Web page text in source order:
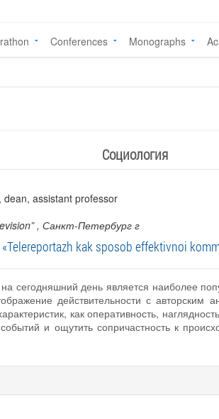
Conferences Monographs
Социология
assistant professor
, Санкт-Петербург г
«Telereportazh kak sposob effektivnoi
сегодняшний день является наиболее
действительности с
как оперативность,
и ощутить сопричастность к